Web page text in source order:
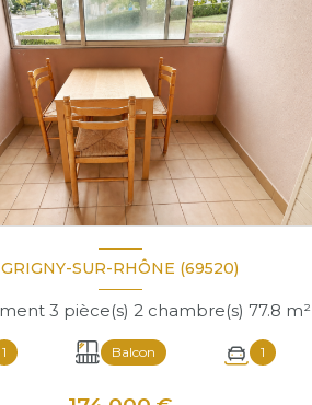
GRIGNY-SUR-RHÔNE (69520)
Appartement 3 pièce(s) 2 chambre(s) 77.8 m²
1 Balcon 1